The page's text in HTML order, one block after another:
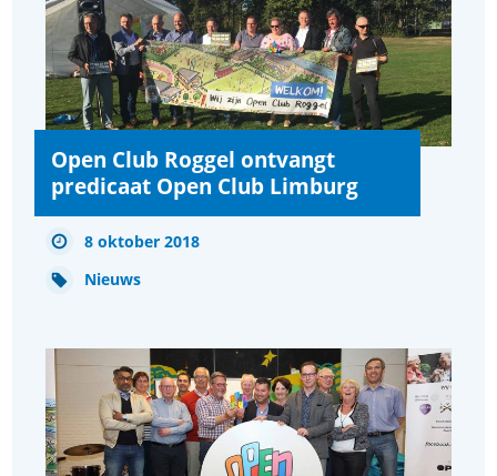
Open Club Roggel ontvangt
predicaat Open Club Limburg
8 oktober 2018
Nieuws